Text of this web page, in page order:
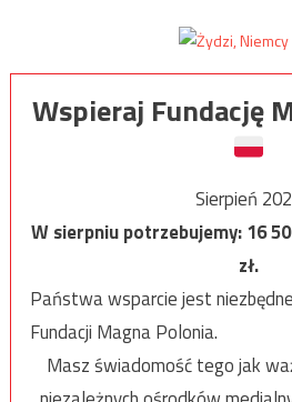
Wspieraj Fundację
Sierpień
W sierpniu potrzebujemy:16
zł.
Państwa wsparcie jest
Fundacji Magna Polonia.
Masz świadomość tego jak